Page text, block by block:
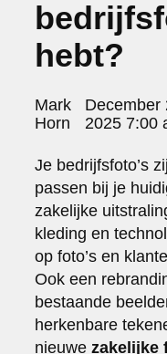
portraits 2
portraits 3
fd gazellen 2014
het zuiderlicht
thomas van luyn
parool
editorial
travel
commercial
fashion
contact
info@markhorn.nl
+31650600601
hebt?
Posted
by:
Mark
Horn
December
2025 7:00
Je bedrijfsfoto’s
passen bij je
zakelijke
kleding en
op foto’s en
Ook een
bestaande
herkenbare
nieuwezakelijke